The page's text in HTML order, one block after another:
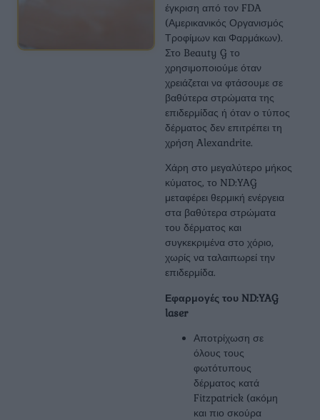
έγκριση από τον FDA
(Αμερικανικός Οργανισμός
Τροφίμων και Φαρμάκων).
Στο Beauty G το
χρησιμοποιούμε όταν
χρειάζεται να φτάσουμε σε
βαθύτερα στρώματα της
επιδερμίδας ή όταν ο τύπος
δέρματος δεν επιτρέπει τη
χρήση Alexandrite.
Χάρη στο μεγαλύτερο μήκος
κύματος, το ND:YAG
μεταφέρει θερμική ενέργεια
στα βαθύτερα στρώματα
του δέρματος και
συγκεκριμένα στο χόριο,
χωρίς να ταλαιπωρεί την
επιδερμίδα.
Εφαρμογές του ND:YAG
laser
Αποτρίχωση σε
όλους τους
φωτότυπους
δέρματος κατά
Fitzpatrick (ακόμη
και πιο σκούρα